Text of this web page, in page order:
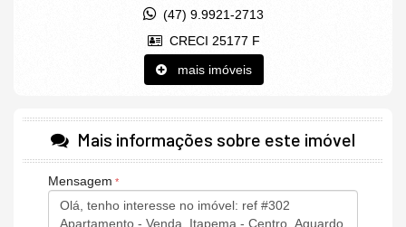
(47) 9.9921-2713
CRECI 25177 F
mais imóveis
Mais informações sobre este imóvel
Mensagem